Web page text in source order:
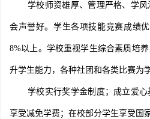
学校师资雄厚、管理严格、学风
会声誉好。学生各项技能竞赛成绩
8%以上。学校重视学生综合素质培
升学生能力，各种社团和各类比赛为
学校实行奖学金制度；成立爱心
享受减免学费；在校部分学生享受国